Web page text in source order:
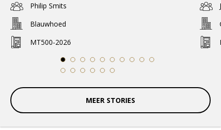
Philip Smits
Blauwhoed
MT500-2026
1
2 3 4 5 6 7 8 9
10
11 12 13 14 15 16
MEER STORIES